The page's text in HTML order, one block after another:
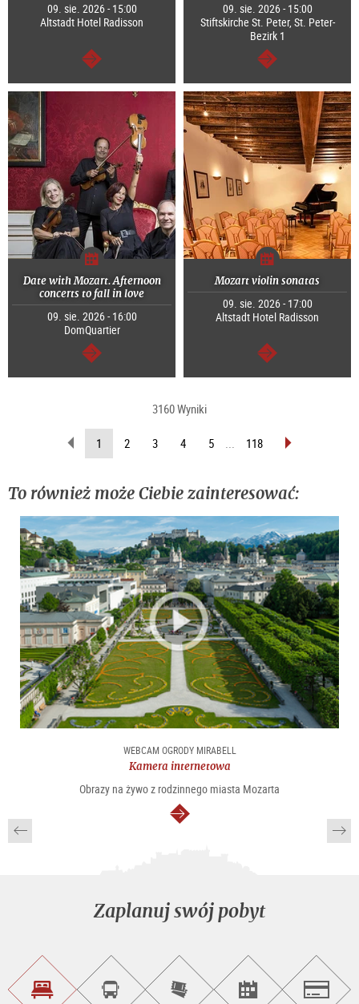
09. sie. 2026 - 15:00
Altstadt Hotel Radisson
dalej
09. sie. 2026 - 15:00
Stiftskirche St. Peter, St. Peter-
Bezirk 1
dalej
Date with Mozart. Afternoon
concerts to fall in love
09. sie. 2026 - 16:00
DomQuartier
dalej
Mozart violin sonatas
09. sie. 2026 - 17:00
Altstadt Hotel Radisson
dalej
3160 Wyniki
wstecz1 (Aktualna
strona)
2 3 4 5 ... 118 do
To również może Ciebie zainteresować:
WEBCAM OGRODY MIRABELL
Kamera internetowa
Obrazy na żywo z rodzinnego miasta Mozarta
dalej
Zaplanuj swój pobyt
Znajdź
Rezerwacja
Kup
Szukaj